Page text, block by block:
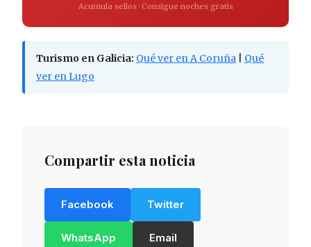
Acumula sellos · Consigue noches gratis
Turismo en Galicia: Qué ver en A Coruña
Qué
ver en Lugo
Compartir esta noticia
Facebook Twitter
WhatsApp Email